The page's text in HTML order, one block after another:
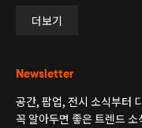
더보기
Newsletter
공간, 팝업, 전시 소식부터
꼭 알아두면 좋은 트렌드